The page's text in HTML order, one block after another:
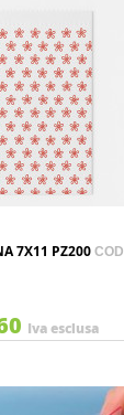
7X11 PZ200
Iva esclusa